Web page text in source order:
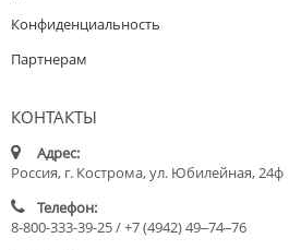
Конфиденциальность
Партнерам
КОНТАКТЫ
Адрес:
Россия, г. Кострома, ул. Юбилейная, 24ф
Телефон:
8-800-333-39-25 / +7 (4942) 49‒74‒76